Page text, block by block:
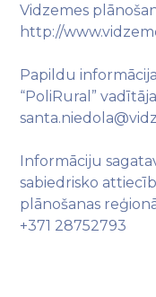
Vidzemes
http://
Papildu
“PoliRural”
Informāciju
sabiedrisko
plānošanas
+371 28752793